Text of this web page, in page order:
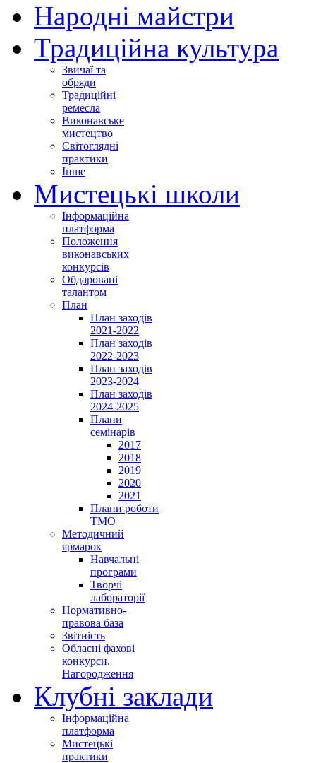
Народні майстри
Традиційна культура
Звичаї та
обряди
Традиційні
ремесла
Виконавське
мистецтво
Світоглядні
практики
Інше
Мистецькі школи
Інформаційна
платформа
Положення
виконавських
конкурсів
Обдаровані
талантом
План
План заходів
2021-2022
План заходів
2022-2023
План заходів
2023-2024
План заходів
2024-2025
Плани
семінарів
2017
2018
2019
2020
2021
Плани роботи
ТМО
Методичний
ярмарок
Навчальні
програми
Творчі
лабораторії
Нормативно-
правова база
Звітність
Обласні фахові
конкурси.
Нагородження
Клубні заклади
Інформаційна
платформа
Мистецькі
практики